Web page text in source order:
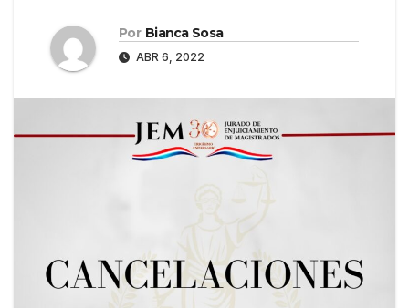
Por Bianca Sosa
ABR 6, 2022